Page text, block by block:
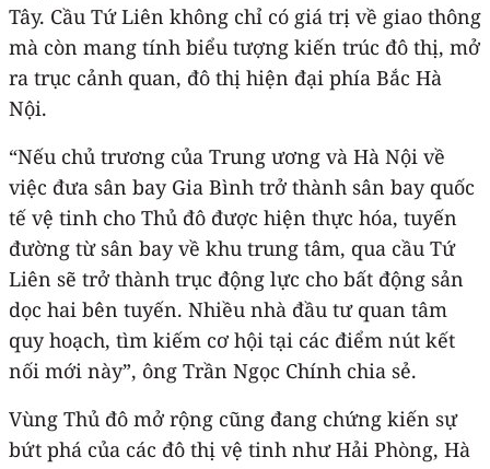
Tây. Cầu Tứ Liên không chỉ có giá trị về giao thông
mà còn mang tính biểu tượng kiến trúc đô thị, mở
ra trục cảnh quan, đô thị hiện đại phía Bắc Hà
Nội.
“Nếu chủ trương của Trung ương và Hà Nội về
việc đưa sân bay Gia Bình trở thành sân bay quốc
tế vệ tinh cho Thủ đô được hiện thực hóa, tuyến
đường từ sân bay về khu trung tâm, qua cầu Tứ
Liên sẽ trở thành trục động lực cho bất động sản
dọc hai bên tuyến. Nhiều nhà đầu tư quan tâm
quy hoạch, tìm kiếm cơ hội tại các điểm nút kết
nối mới này”, ông Trần Ngọc Chính chia sẻ.
Vùng Thủ đô mở rộng cũng đang chứng kiến sự
bứt phá của các đô thị vệ tinh như Hải Phòng, Hà